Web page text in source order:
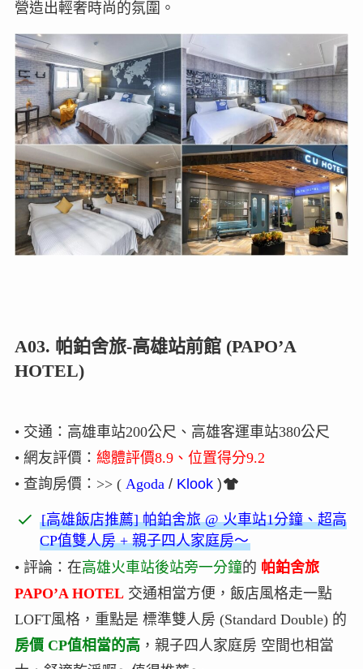
營造出輕奢時尚的氛圍。
A03. 帕鉑舍旅-高雄站前館 (PAPO’A
HOTEL)
• 交通：高雄車站200公尺、高雄客運車站380公尺
• 網友評價： 總體評價8.9、位置得分9.2
• 查詢房價 ：>>( Agoda / Klook)
[高雄飯店推薦] 帕鉑舍旅 @ 火車站1分鐘、超高
CP值雙人房 + 親子四人家庭房～
• 評論：在高雄火車站後站旁一分鐘的 帕鉑舍旅
PAPO’A HOTEL交通相當方便，飯店風格走一點
LOFT風格，重點是 標準雙人房 (Standard Double) 的
房價 CP值相當的高 ，親子四人家庭房 空間也相當